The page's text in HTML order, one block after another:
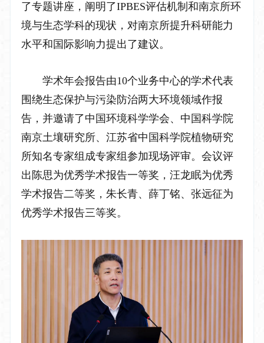
了专题讲座，阐明了IPBES评估机制和南京所环
境与生态学科的现状，对南京所提升科研能力
水平和国际影响力提出了建议。
学术年会报告由10个业务中心的学术代表
围绕生态保护与污染防治两大环境领域作报
告，并邀请了中国环境科学学会、 中国科学院
南京土壤研究所、江苏省中国科学院植物研究
所知名专家组成专家组参加现场评审。会议评
出陈思为优秀学术报告一等奖，汪龙眠为优秀
学术报告二等奖， 朱长青、薛丁铭、张远征为
优秀学术报告三等奖。